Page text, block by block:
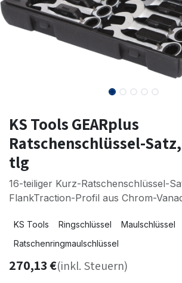
KS Tools GEARplus
Ratschenschlüssel-
tlg
16-teiliger Kurz-Ratschenschlüssel-
FlankTraction-Profil aus Chrom-
KS Tools Ringschlüssel
Maulschlüssel
Ratschenringmaulschlüssel
270,13€(inkl. Steuern)